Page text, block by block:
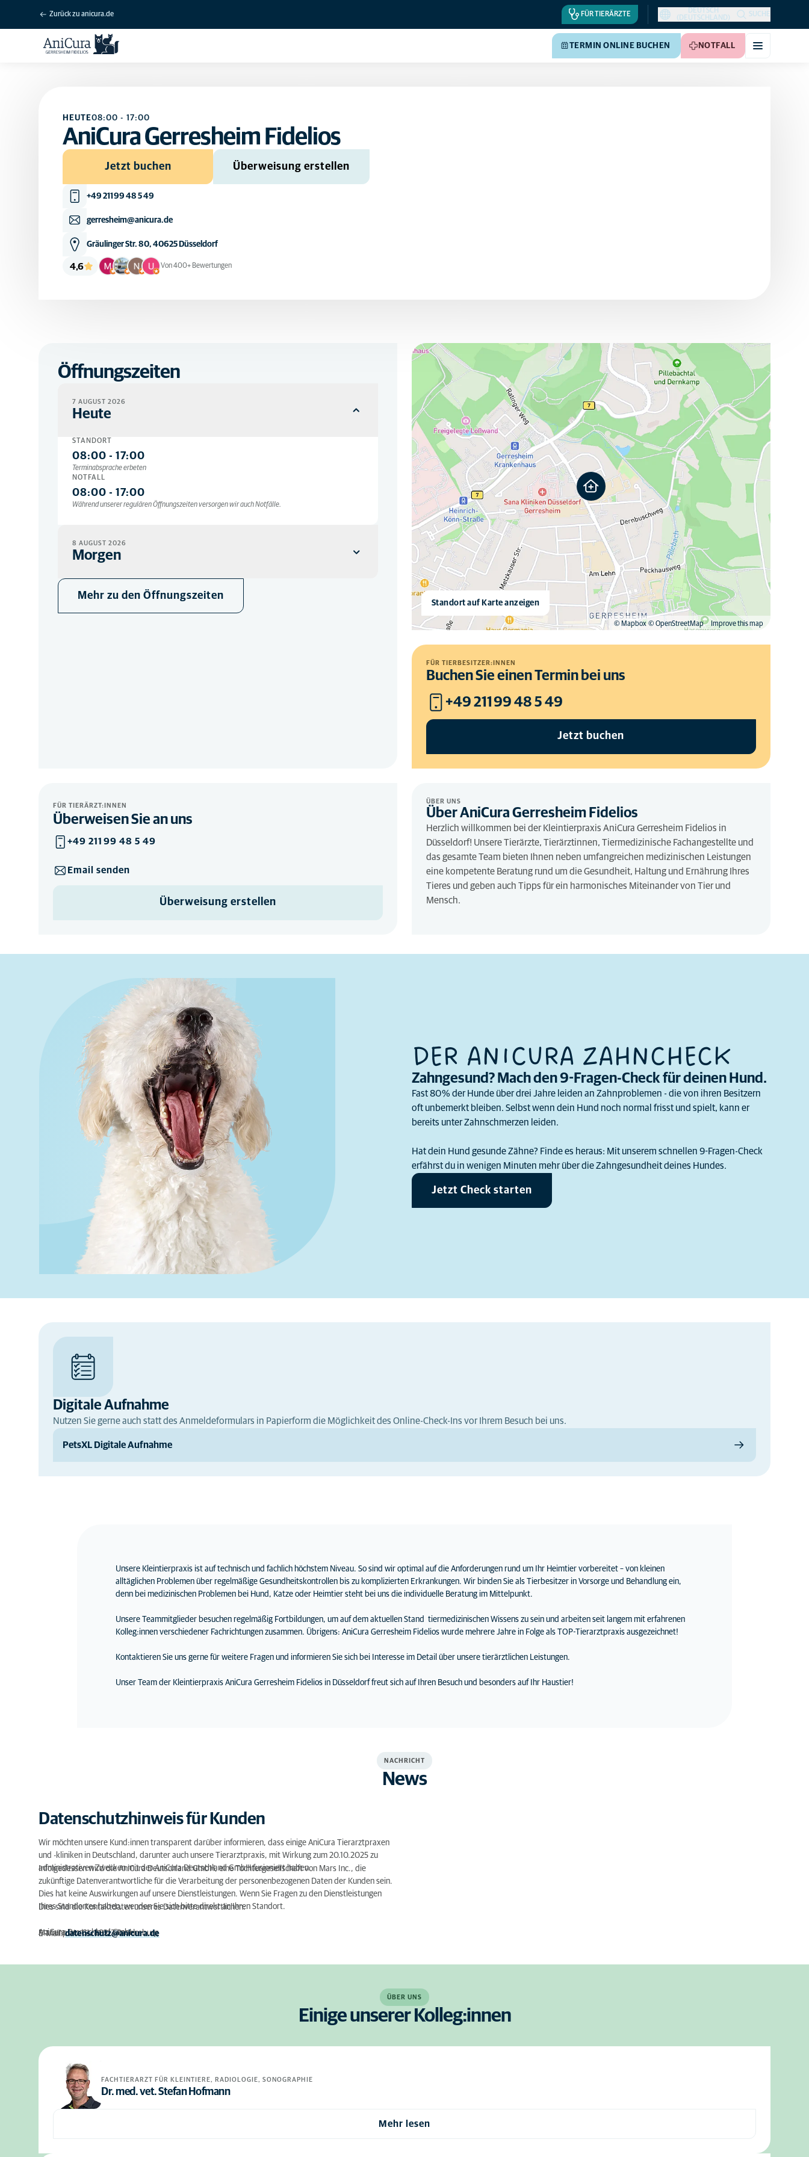
Zurück zu anicura.de FÜR TIERÄRZTE
DEUTSCH
(DEUTSCHLAND)
SUCHE
TERMIN ONLINE BUCHEN NOTFALL
HEUTE08:00 - 17:00
AniCura Gerresheim Fidelios
Jetzt buchen Überweisung erstellen
+49 211 99 48 5 49
gerresheim@anicura.de
Gräulinger Str. 80, 40625 Düsseldorf
4,6 Von 400+ Bewertungen
Öffnungszeiten
7 AUGUST 2026
Heute
STANDORT
08:00 - 17:00
Terminabsprache erbeten
NOTFALL
08:00 - 17:00
Während unserer regulären Öffnungszeiten versorgen wir auch Notfälle.
8 AUGUST 2026
Morgen
09:00 -12:00
Mehr zu den Öffnungszeiten
Hier finden Sie uns
© Mapbox © OpenStreetMap Improve this map
Standort auf Karte anzeigen
FÜR TIERBESITZER:INNEN
Buchen Sie einen Termin bei uns
+49 211 99 48 5 49
Jetzt buchen
FÜR TIERÄRZT:INNEN
Überweisen Sie an uns
+49 211 99 48 5 49
Email senden
Überweisung erstellen
ÜBER UNS
Über AniCura Gerresheim Fidelios
Herzlich willkommen bei der Kleintierpraxis AniCura Gerresheim Fidelios in
Düsseldorf! Unsere Tierärzte, Tierärztinnen, Tiermedizinische Fachangestellte und
das gesamte Team bieten Ihnen neben umfangreichen medizinischen Leistungen
eine kompetente Beratung rund um die Gesundheit, Haltung und Ernährung Ihres
Tieres und geben auch Tipps für ein harmonisches Miteinander von Tier und
Mensch.
DER ANICURA ZAHNCHECK
Zahngesund? Mach den 9-Fragen-Check für deinen Hund.
Fast 80 % der Hunde über drei Jahre leiden an Zahnproblemen - die von ihren Besitzern
oft unbemerkt bleiben. Selbst wenn dein Hund noch normal frisst und spielt, kann er
bereits unter Zahnschmerzen leiden.
Hat dein Hund gesunde Zähne? Finde es heraus: Mit unserem schnellen 9-Fragen-Check
erfährst du in wenigen Minuten mehr über die Zahngesundheit deines Hundes.
Jetzt Check starten
Digitale Aufnahme
Nutzen Sie gerne auch statt des Anmeldeformulars in Papierform die Möglichkeit des Online-Check-Ins vor Ihrem Besuch bei uns.
PetsXL Digitale Aufnahme
Unsere Kleintierpraxis ist auf technisch und fachlich höchstem Niveau. So sind wir optimal auf die Anforderungen rund um Ihr Heimtier vorbereitet – von kleinen
alltäglichen Problemen über regelmäßige Gesundheitskontrollen bis zu komplizierten Erkrankungen. Wir binden Sie als Tierbesitzer in Vorsorge und Behandlung ein,
denn bei medizinischen Problemen bei Hund, Katze oder Heimtier steht bei uns die individuelle Beratung im Mittelpunkt.
Unsere Teammitglieder besuchen regelmäßig Fortbildungen, um auf dem aktuellen Stand tiermedizinischen Wissens zu sein und arbeiten seit langem mit erfahrenen
Kolleg:innen verschiedener Fachrichtungen zusammen. Übrigens: AniCura Gerresheim Fidelios wurde mehrere Jahre in Folge als TOP-Tierarztpraxis ausgezeichnet!
Kontaktieren Sie uns gerne für weitere Fragen und informieren Sie sich bei Interesse im Detail über unsere tierärztlichen Leistungen.
Unser Team der Kleintierpraxis AniCura Gerresheim Fidelios in Düsseldorf freut sich auf Ihren Besuch und besonders auf Ihr Haustier!
NACHRICHT
News
Datenschutzhinweis für Kunden
Wir möchten unsere Kund:innen transparent darüber informieren, dass einige AniCura Tierarztpraxen
und -kliniken in Deutschland, darunter auch unsere Tierarztpraxis, mit Wirkung zum 20.10.2025 zu
administrativen Zwecken mit der AniCura Deutschland GmbH fusioniert haben.
Infolgedessen wird die AniCura Deutschland GmbH, eine Tochtergesellschaft von Mars Inc., die
zukünftige Datenverantwortliche für die Verarbeitung der personenbezogenen Daten der Kunden sein.
Dies hat keine Auswirkungen auf unsere Dienstleistungen. Wenn Sie Fragen zu den Dienstleistungen
Ihres Standortes haben, wenden Sie sich bitte direkt an Ihren Standort.
Dies sind die Kontaktdaten unseres Datenverantwortlichen:
AniCura Deutschland GmbH
Marienplatz 61, 88212 Ravensburg
E-Mail:datenschutz@anicura.de
ÜBER UNS
Einige unserer Kolleg:innen
FACHTIERARZT FÜR KLEINTIERE, RADIOLOGIE, SONOGRAPHIE
Dr. med. vet. Stefan Hofmann
Mehr lesen